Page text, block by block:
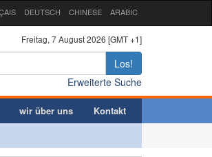
DEUTSCH CHINESE ARABIC
Freitag, 7 August 2026 [GMT +1]
Los!
Erweiterte Suche
wir über uns Kontakt